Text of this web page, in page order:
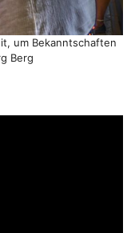
um Bekanntschaften
Berg